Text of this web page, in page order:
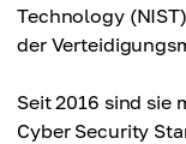
Technology
der
Seit 2016 sind sie
Cyber Security